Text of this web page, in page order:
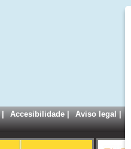
| Accesibilidade| Aviso legal|